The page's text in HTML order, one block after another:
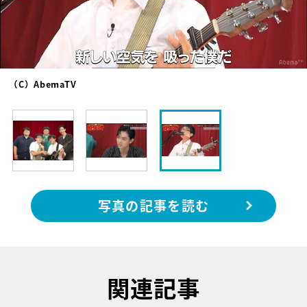
（C）AbemaTV
写真の記事を読む
関連記事